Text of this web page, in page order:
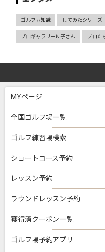
ゴルフ豆知識 してみたシリーズ
プロギャラリーＮ子さん プロた
MYページ
全国ゴルフ場一覧
ゴルフ練習場検索
ショートコース予約
レッスン予約
ラウンドレッスン予約
獲得済クーポン一覧
ゴルフ場予約アプリ